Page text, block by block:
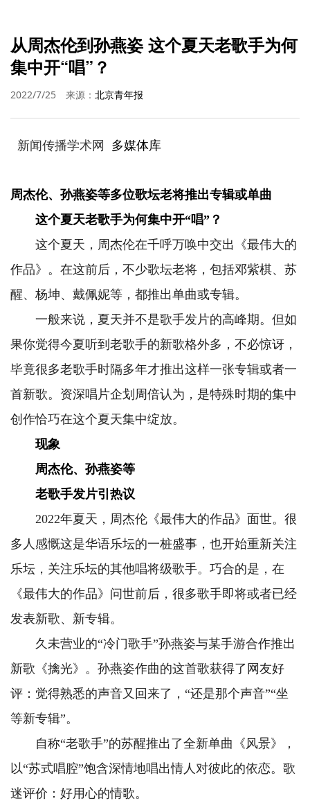
从周杰伦到孙燕姿 这个夏天老歌手为何
集中开“唱”？
2022/7/25 来源： 北京青年报
新闻传播学术网 多媒体库
周杰伦、孙燕姿等多位歌坛老将推出专辑或单曲
这个夏天老歌手为何集中开“唱”？
这个夏天，周杰伦在千呼万唤中交出《最伟大的
作品》。在这前后，不少歌坛老将，包括邓紫棋、苏
醒、杨坤、戴佩妮等，都推出单曲或专辑。
一般来说，夏天并不是歌手发片的高峰期。但如
果你觉得今夏听到老歌手的新歌格外多，不必惊讶，
毕竟很多老歌手时隔多年才推出这样一张专辑或者一
首新歌。资深唱片企划周倍认为，是特殊时期的集中
创作恰巧在这个夏天集中绽放。
现象
周杰伦、孙燕姿等
老歌手发片引热议
2022年夏天，周杰伦《最伟大的作品》面世。很
多人感慨这是华语乐坛的一桩盛事，也开始重新关注
乐坛，关注乐坛的其他唱将级歌手。巧合的是，在
《最伟大的作品》问世前后，很多歌手即将或者已经
发表新歌、新专辑。
久未营业的“冷门歌手”孙燕姿与某手游合作推出
新歌《擒光》。孙燕姿作曲的这首歌获得了网友好
评：觉得熟悉的声音又回来了，“还是那个声音”“坐
等新专辑”。
自称“老歌手”的苏醒推出了全新单曲《风景》，
以“苏式唱腔”饱含深情地唱出情人对彼此的依恋。歌
迷评价：好用心的情歌。